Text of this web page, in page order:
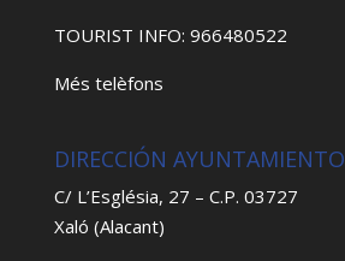
TOURIST INFO: 966480522
Més telèfons
DIRECCIÓN AYUNTAMIENTO
C/ L’Església, 27 – C.P. 03727
Xaló (Alacant)